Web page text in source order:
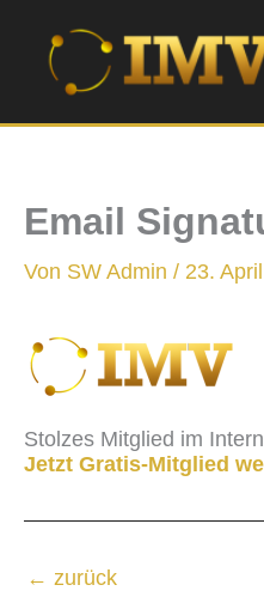
springen
Email
Von SW Admin / 23.
Stolzes Mitglied im
Jetzt Gratis-Mitglied
← zurück